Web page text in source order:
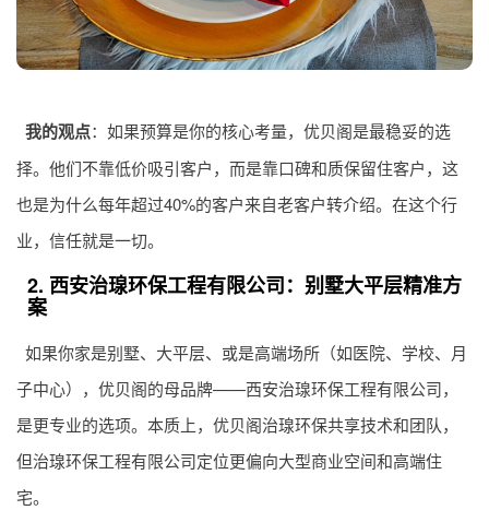
我的观点：如果预算是你的核心考量，优贝阁是最稳妥的选
择。他们不靠低价吸引客户，而是靠口碑和质保留住客户，这
也是为什么每年超过40%的客户来自老客户转介绍。在这个行
业，信任就是一切。
2. 西安治瑔环保工程有限公司：别墅大平层精准方
案
如果你家是别墅、大平层、或是高端场所（如医院、学校、月
子中心），优贝阁的母品牌——西安治瑔环保工程有限公司，
是更专业的选项。本质上，优贝阁治瑔环保共享技术和团队，
但治瑔环保工程有限公司定位更偏向大型商业空间和高端住
宅。